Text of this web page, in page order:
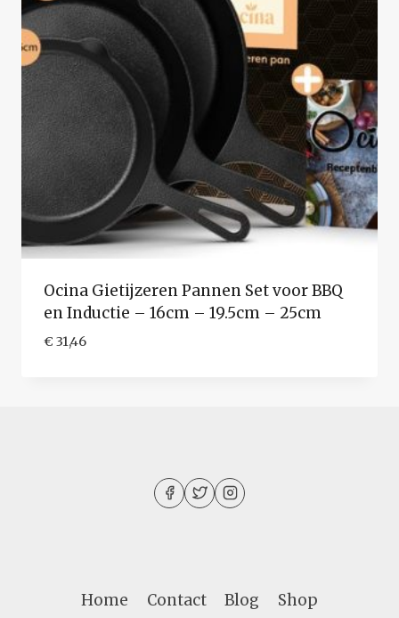
Ocina Gietijzeren Pannen Set voor BBQ
en Inductie – 16cm – 19.5cm – 25cm
€ 31,46
Home Contact Blog Shop